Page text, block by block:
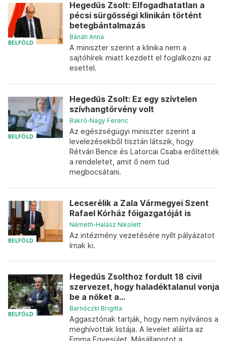
BELFÖLD
Hegedűs Zsolt: Elfogadhatatlan a
pécsi sürgősségi klinikán történt
betegbántalmazás
Bánáti Anna
A miniszter szerint a klinika nem a
sajtóhírek miatt kezdett el foglalkozni az
esettel.
BELFÖLD
Hegedűs Zsolt: Ez egy szívtelen
szívhangtörvény volt
Bakró-Nagy Ferenc
Az egészségügyi miniszter szerint a
levelezésekből tisztán látszik, hogy
Rétvári Bence és Latorcai Csaba erőltették
a rendeletet, amit ő nem tud
megbocsátani.
BELFÖLD
Lecserélik a Zala Vármegyei Szent
Rafael Kórház főigazgatóját is
Németh-Halász Nikolett
Az intézmény vezetésére nyílt pályázatot
írnak ki.
BELFÖLD
Hegedűs Zsolthoz fordult 18 civil
szervezet, hogy haladéktalanul vonja
be a nőket a...
Barnóczki Brigitta
Aggasztónak tartják, hogy nem nyilvános a
meghívottak listája. A levelet aláírta az
Emma Egyesület, Másállapotot a